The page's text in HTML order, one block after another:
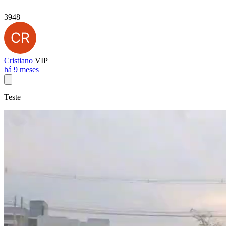
3948
Cristiano VIP
há 9 meses
Teste